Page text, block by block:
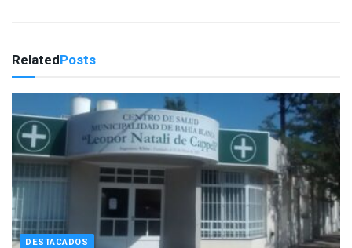
RelatedPosts
DESTACADOS